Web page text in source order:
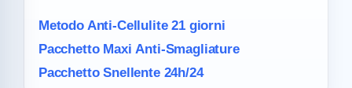
Metodo Anti-Cellulite21 giorni
Pacchetto Maxi Anti-Smagliature
Pacchetto Snellente 24h/24